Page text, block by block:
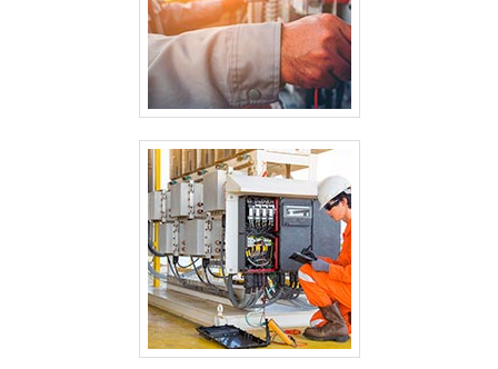
com os serviços e segura, qualificações possíveis pelo
fato de a empresa possuir oficina equipada com
ferramentas adequadas para manutenção e estrutura
suficiente para atender todas as demandas. Todos esses
fatores, agregados a uma equipe com colaboradores
proativos e profissionais com mais de 25 anos de
experiência, garantem o sucesso de cada cliente de
ponta a ponta. Aproveite a visita para acessar o site e
saber mais sobre a empresa, os serviços e os produtos!